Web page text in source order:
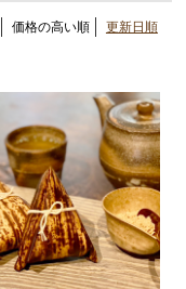
価格の高い順 更新日順